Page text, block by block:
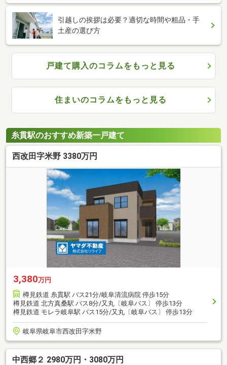
引越しの挨拶は必要？適切な時間や粗品・手
土産の選び方
戸建て購入のコラムをもっと見る
住まいのコラムをもっと見る
糸貫駅のおすすめ新築一戸建て
西改田字米野 3380万円
3,380万円
樽見鉄道 糸貫駅 バス21分/岐阜清流病院 停歩15分
樽見鉄道 北方真桑駅 バス8分/又丸〔岐阜バス〕 停歩13分
樽見鉄道 モレラ岐阜駅 バス15分/又丸〔岐阜バス〕 停歩13分
岐阜県岐阜市西改田字米野
中西郷２ 2980万円・3080万円